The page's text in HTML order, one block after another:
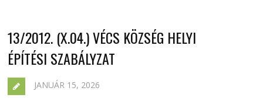
13/2012. (X.04.) VÉCS KÖZSÉG HELYI
ÉPÍTÉSI SZABÁLYZAT
JANUÁR 15, 2026